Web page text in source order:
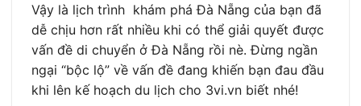
Vậy là lịch trình khám phá Đà Nẵng của bạn đã
dễ chịu hơn rất nhiều khi có thể giải quyết được
vấn đề di chuyển ở Đà Nẵng rồi nè. Đừng ngần
ngại “bộc lộ” về vấn đề đang khiến bạn đau đầu
khi lên kế hoạch du lịch cho 3vi.vn biết nhé!